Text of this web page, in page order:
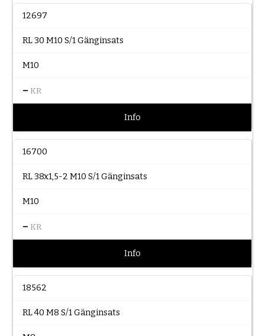
12697
RL 30 M10 S/1 Gänginsats
M10
– KR
Info
16700
RL 38x1,5-2 M10 S/1 Gänginsats
M10
– KR
Info
18562
RL 40 M8 S/1 Gänginsats